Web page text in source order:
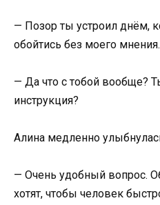
— Позор ты устроил днём,
обойтись без моего мнения.
— Да что с тобой вообще?
инструкция?
Алина медленно
— Очень удобный вопрос.
хотят, чтобы человек